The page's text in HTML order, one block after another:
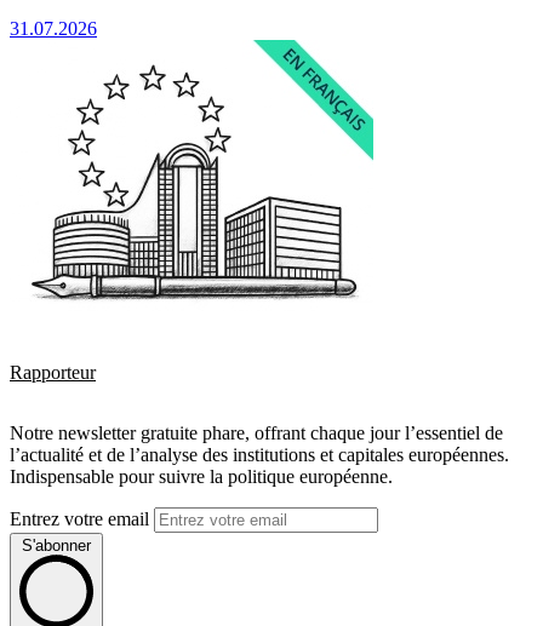
31.07.2026
Rapporteur
Notre newsletter gratuite phare, offrant chaque jour l’essentiel de
l’actualité et de l’analyse des institutions et capitales européennes.
Indispensable pour suivre la politique européenne.
Entrez votre email
S'abonner